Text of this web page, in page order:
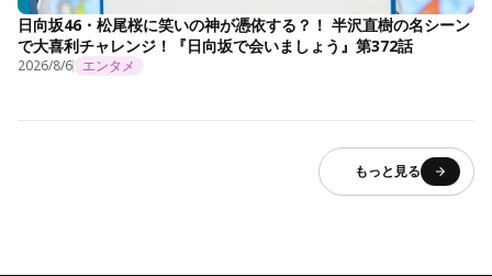
日向坂46・松尾桜に笑いの神が憑依する？！ 半沢直樹の名シーン
で大喜利チャレンジ！『日向坂で会いましょう』第372話
2026/8/6 エンタメ
もっと見る